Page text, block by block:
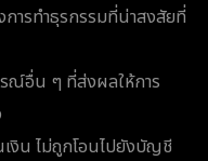
การทำธุรกรรมที่น่าสงสัยที่
รณ์อื่น ๆ ที่ส่งผลให้การ
งิน ไม่ถูกโอนไปยังบัญชี